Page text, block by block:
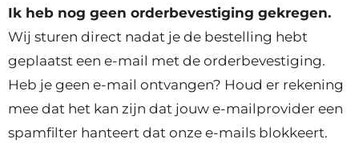
Ik heb nog geen orderbevestiging gekregen.
Wij sturen direct nadat je de bestelling hebt
geplaatst een e-mail met de orderbevestiging.
Heb je geen e-mail ontvangen? Houd er rekening
mee dat het kan zijn dat jouw e-mailprovider een
spamfilter hanteert dat onze e-mails blokkeert.